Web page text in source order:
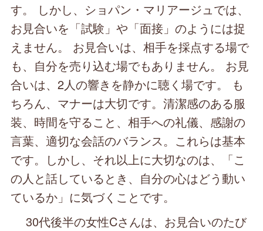
す。 しかし、ショパン・マリアージュでは、
お見合いを「試験」や「面接」のようには捉
えません。 お見合いは、相手を採点する場で
も、自分を売り込む場でもありません。 お見
合いは、2人の響きを静かに聴く場です。 も
ちろん、マナーは大切です。清潔感のある服
装、時間を守ること、相手への礼儀、感謝の
言葉、適切な会話のバランス。これらは基本
です。しかし、それ以上に大切なのは、「こ
の人と話しているとき、自分の心はどう動い
ているか」に気づくことです。
30代後半の女性Cさんは、お見合いのたび